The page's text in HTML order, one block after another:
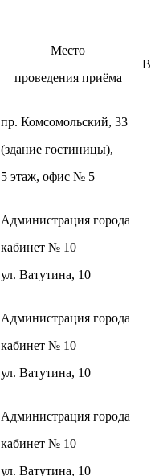
Место
проведения приёма
пр. Комсомольский, 33
(здание гостиницы),
5 этаж, офис № 5
Администрация города
кабинет № 10
ул. Ватутина, 10
Администрация города
кабинет № 10
ул. Ватутина, 10
Администрация города
кабинет № 10
ул. Ватутина, 10